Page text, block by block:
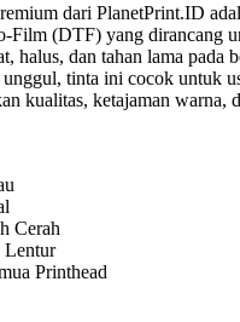
dari PlanetPrint.ID
Film (DTF) yang dirancang
halus, dan tahan lama pada
tinta ini cocok untuk
kualitas, ketajaman warna,
Cerah
Lentur
Printhead